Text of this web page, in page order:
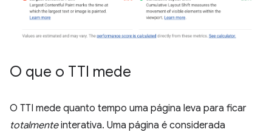
O que o TTI mede
O TTI mede quanto tempo uma página leva para ficar
totalmenteinterativa. Uma página é considerada